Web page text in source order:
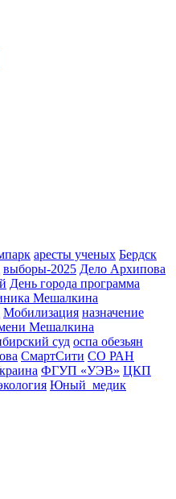
аресты ученых Бердск
выборы-2025 Дело Архипова
День города программа
Мешалкина
Мобилизация назначение
Мешалкина
суд оспа обезьян
СмартСити СО РАН
ФГУП «УЭВ» ЦКП
Юный_медик